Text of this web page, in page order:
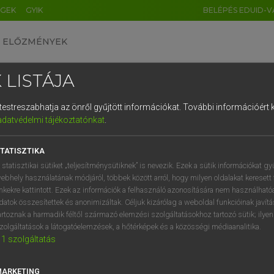
GYIK BELÉPÉS EDUID-
ELŐZMÉNYEK
angol szótár
fn
társulat
testvéri egylet
keresése szótárainkban
LISTÁJA
az önről gyűjtött információkat. További információért
tájékoztatónkat.
statisztikai sütiket „teljesítménysütiknek” is nevezik. Ezek a sütik információkat
használatának módjáról, többek között arról, hogy milyen oldalakat keresett
kattintott. Ezek az információk a felhasználó azonosítására nem
összesítettek és anonimizáltak. Céljuk kizárólag a weboldal funkcióinak
a harmadik féltől származó elemzési szolgáltatásokhoz tartozó sütik;
a látogatóelemzések, a hőtérképek és a közösségi médiaanalitika.
1 szolgáltatás
DE CN FR ES IT NL
1 2 3 4 5 6 7 8 9
q w e r t z u i
a s d f g h j k l é
í y x c v b n m , .